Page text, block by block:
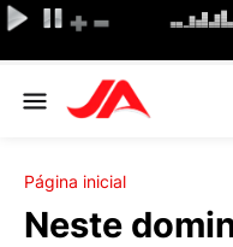
Página inicial
Neste